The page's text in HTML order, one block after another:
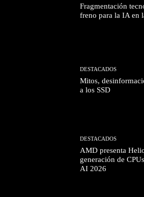
Fragmentación
freno para la IA en
DESTACADOS
Mitos,
a los SSD
DESTACADOS
AMD presenta
generación de
AI 2026